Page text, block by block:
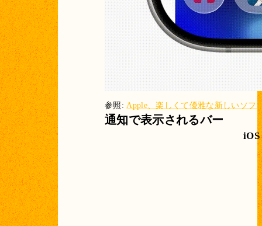
参照: Apple、楽しくて優雅な新しいソフ
通知で表示されるバー
iOS